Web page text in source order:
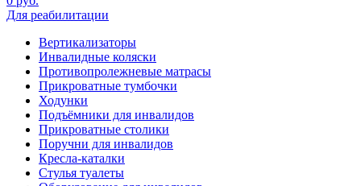
Для реабилитации
Вертикализаторы
Инвалидные коляски
Противопролежневые матрасы
Прикроватные тумбочки
Ходунки
Подъёмники для инвалидов
Прикроватные столики
Поручни для инвалидов
Кресла-каталки
Стулья туалеты